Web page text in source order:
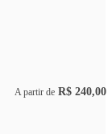
A partir de R$ 240,00